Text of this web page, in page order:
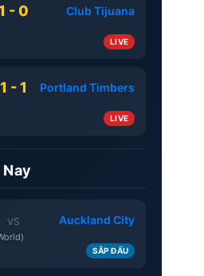
- 0 Club Tijuana
LIVE
1 - 1 Portland Timbers
LIVE
VS Auckland City
SẮP ĐẤU